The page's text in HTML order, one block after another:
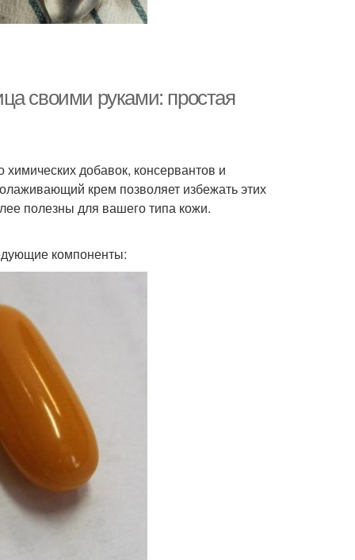
своими руками: простая
добавок, консервантов и
крем позволяет избежать этих
полезны для вашего типа кожи.
компоненты: